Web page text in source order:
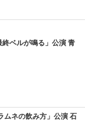
ベルが鳴る」公演 青
ムネの飲み方」公演 石